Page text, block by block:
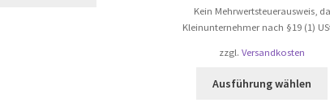
Kein Mehrwertsteuerausweis, da
Kleinunternehmer nach §19 (1)
zzgl.Versandkosten
Ausführung wählen